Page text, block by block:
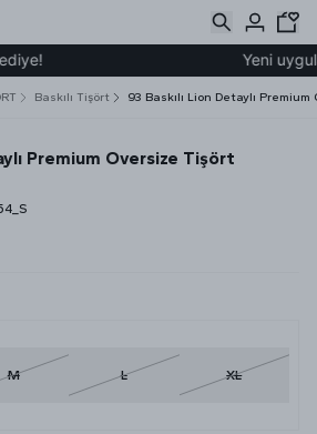
Yeni
Baskılı Tişört 93 Baskılı Lion Detaylı
Premium Oversize Tişört
M L XL